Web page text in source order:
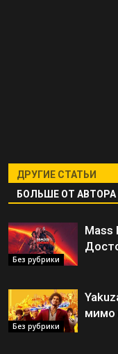
ДРУГИЕ СТАТЬИ
БОЛЬШЕ ОТ АВТОРА
Без рубрики
Mass
Без рубрики
мимо